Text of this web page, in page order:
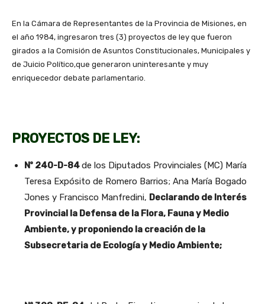
En la Cámara de Representantes de la Provincia de Misiones, en
el año 1984, ingresaron tres (3) proyectos de ley que fueron
girados a la Comisión de Asuntos Constitucionales, Municipales y
de Juicio Político,que generaron uninteresante y muy
enriquecedor debate parlamentario.
PROYECTOS DE LEY:
Nº 240-D-84de los Diputados Provinciales (MC) María
Teresa Expósito de Romero Barrios; Ana María Bogado
Jones y Francisco Manfredini, Declarando de Interés
Provincial la Defensa de la Flora, Fauna y Medio
Ambiente, y proponiendo la creación de la
Subsecretaria de Ecología y Medio Ambiente;